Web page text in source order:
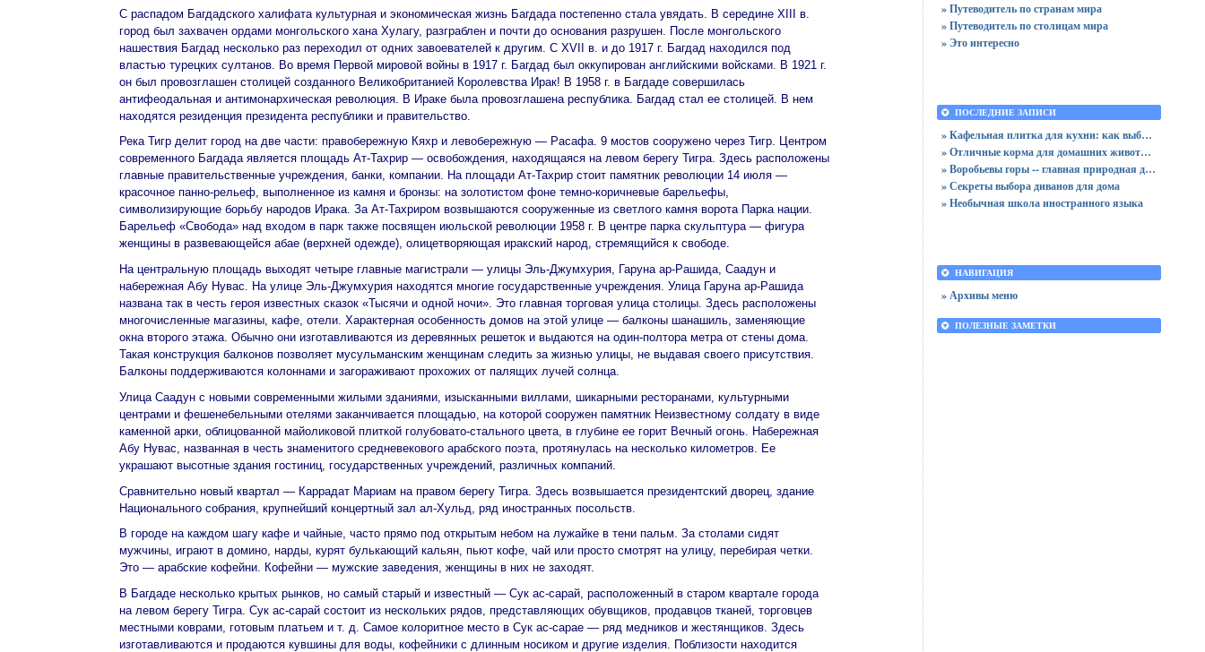
С распадом Багдадского халифата культурная и экономическая жизнь Багдада постепенно стала увядать. В середине XIII в.
город был захвачен ордами монгольского хана Хулагу, разграблен и почти до основания разрушен. После монгольского
нашествия Багдад несколько раз переходил от одних завоевателей к другим. С XVII в. и до 1917 г. Багдад находился под
властью турецких султанов. Во время Первой мировой войны в 1917 г. Багдад был оккупирован английскими войсками. В 1921 г.
он был провозглашен столицей созданного Великобританией Королевства Ирак! В 1958 г. в Багдаде совершилась
антифеодальная и антимонархическая революция. В Ираке была провозглашена республика. Багдад стал ее столицей. В нем
находятся резиденция президента республики и правительство.
Река Тигр делит город на две части: правобережную Кяхр и левобережную — Расафа. 9 мостов сооружено через Тигр. Центром
современного Багдада является площадь Ат-Тахрир — освобождения, находящаяся на левом берегу Тигра. Здесь расположены
главные правительственные учреждения, банки, компании. На площади Ат-Тахрир стоит памятник революции 14 июля —
красочное панно-рельеф, выполненное из камня и бронзы: на золотистом фоне темно-коричневые барельефы,
символизирующие борьбу народов Ирака. За Ат-Тахриром возвышаются сооруженные из светлого камня ворота Парка нации.
Барельеф «Свобода» над входом в парк также посвящен июльской революции 1958 г. В центре парка скульптура — фигура
женщины в развевающейся абае (верхней одежде), олицетворяющая иракский народ, стремящийся к свободе.
На центральную площадь выходят четыре главные магистрали — улицы Эль-Джумхурия, Гаруна ар-Рашида, Саадун и
набережная Абу Нувас. На улице Эль-Джумхурия находятся многие государственные учреждения. Улица Гаруна ар-Рашида
названа так в честь героя известных сказок «Тысячи и одной ночи». Это главная торговая улица столицы. Здесь расположены
многочисленные магазины, кафе, отели. Характерная особенность домов на этой улице — балконы шанашиль, заменяющие
окна второго этажа. Обычно они изготавливаются из деревянных решеток и выдаются на один-полтора метра от стены дома.
Такая конструкция балконов позволяет мусульманским женщинам следить за жизнью улицы, не выдавая своего присутствия.
Балконы поддерживаются колоннами и загораживают прохожих от палящих лучей солнца.
Улица Саадун с новыми современными жилыми зданиями, изысканными виллами, шикарными ресторанами, культурными
центрами и фешенебельными отелями заканчивается площадью, на которой сооружен памятник Неизвестному солдату в виде
каменной арки, облицованной майоликовой плиткой голубовато-стального цвета, в глубине ее горит Вечный огонь. Набережная
Абу Нувас, названная в честь знаменитого средневекового арабского поэта, протянулась на несколько километров. Ее
украшают высотные здания гостиниц, государственных учреждений, различных компаний.
Сравнительно новый квартал — Каррадат Мариам на правом берегу Тигра. Здесь возвышается президентский дворец, здание
Национального собрания, крупнейший концертный зал ал-Хульд, ряд иностранных посольств.
В городе на каждом шагу кафе и чайные, часто прямо под открытым небом на лужайке в тени пальм. За столами сидят
мужчины, играют в домино, нарды, курят булькающий кальян, пьют кофе, чай или просто смотрят на улицу, перебирая четки.
Это — арабские кофейни. Кофейни — мужские заведения, женщины в них не заходят.
В Багдаде несколько крытых рынков, но самый старый и известный — Сук ас-сарай, расположенный в старом квартале города
на левом берегу Тигра. Сук ас-сарай состоит из нескольких рядов, представляющих обувщиков, продавцов тканей, торговцев
местными коврами, готовым платьем и т. д. Самое колоритное место в Сук ас-сарае — ряд медников и жестянщиков. Здесь
изготавливаются и продаются кувшины для воды, кофейники с длинным носиком и другие изделия. Поблизости находится
» Путеводитель по странам мира
» Путеводитель по столицам мира
» Это интересно
ПОСЛЕДНИЕ ЗАПИСИ
» Кафельная плитка для кухни: как выбрать практичную отделку
» Отличные корма для домашних животных
» Воробьевы горы -- главная природная достопримечательность Москвы
» Секреты выбора диванов для дома
» Необычная школа иностранного языка
НАВИГАЦИЯ
» Архивы меню
ПОЛЕЗНЫЕ ЗАМЕТКИ